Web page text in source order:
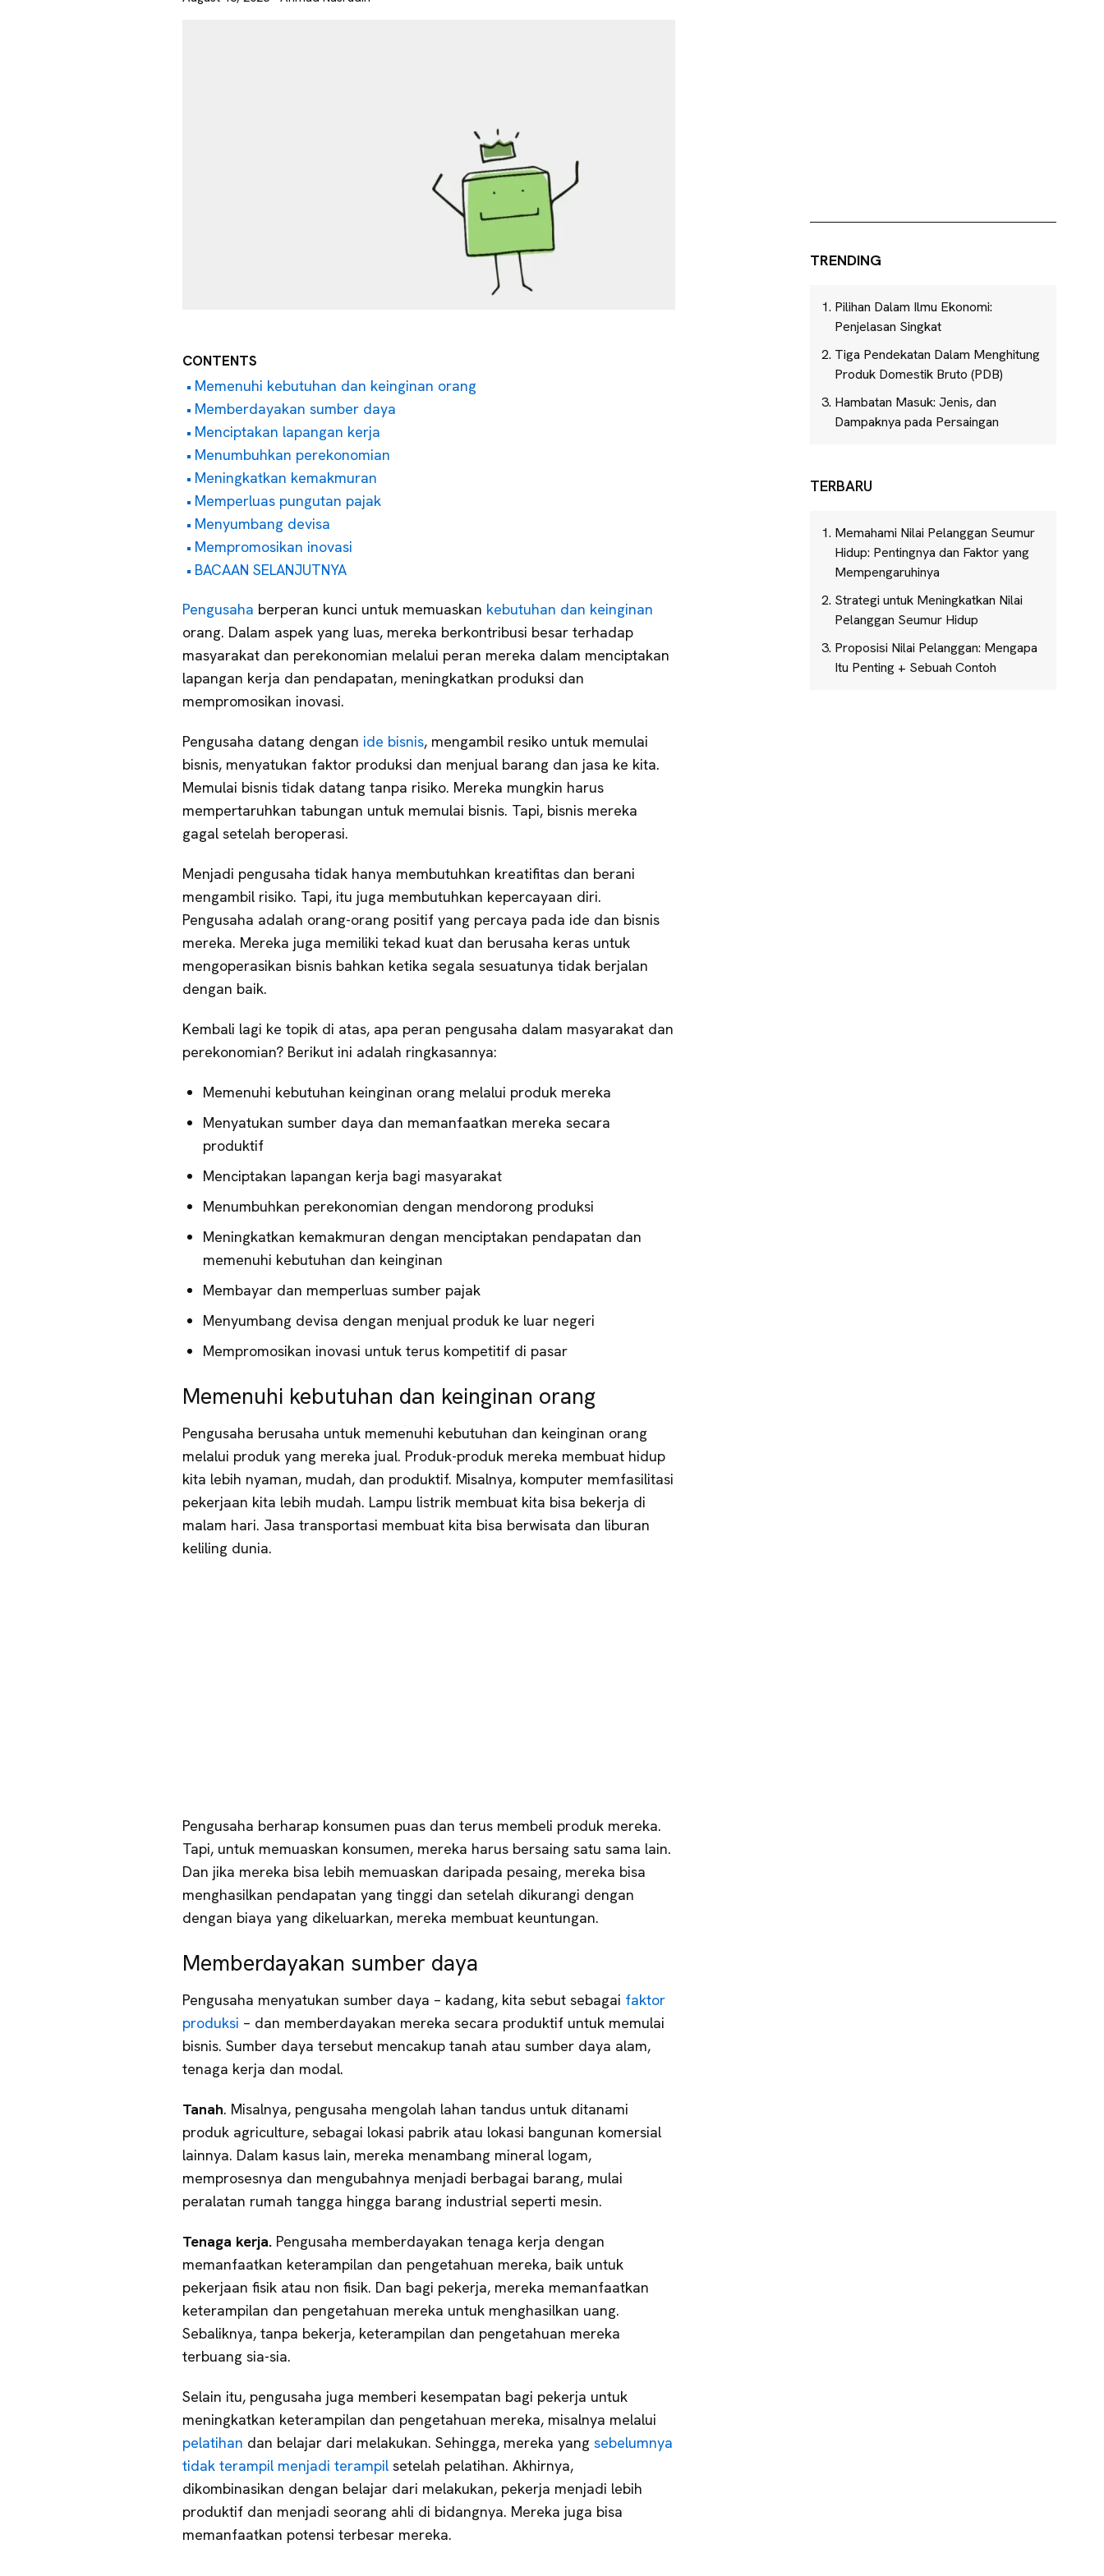
CONTENTS
Memenuhi kebutuhan dan keinginan orang
Memberdayakan sumber daya
Menciptakan lapangan kerja
Menumbuhkan perekonomian
Meningkatkan kemakmuran
Memperluas pungutan pajak
Menyumbang devisa
Mempromosikan inovasi
BACAAN SELANJUTNYA
Pengusaha berperan kunci untuk memuaskan kebutuhan dan keinginan
orang. Dalam aspek yang luas, mereka berkontribusi besar terhadap
masyarakat dan perekonomian melalui peran mereka dalam menciptakan
lapangan kerja dan pendapatan, meningkatkan produksi dan
mempromosikan inovasi.
Pengusaha datang dengan ide bisnis, mengambil resiko untuk memulai
bisnis, menyatukan faktor produksi dan menjual barang dan jasa ke kita.
Memulai bisnis tidak datang tanpa risiko. Mereka mungkin harus
mempertaruhkan tabungan untuk memulai bisnis. Tapi, bisnis mereka
gagal setelah beroperasi.
Menjadi pengusaha tidak hanya membutuhkan kreatifitas dan berani
mengambil risiko. Tapi, itu juga membutuhkan kepercayaan diri.
Pengusaha adalah orang-orang positif yang percaya pada ide dan bisnis
mereka. Mereka juga memiliki tekad kuat dan berusaha keras untuk
mengoperasikan bisnis bahkan ketika segala sesuatunya tidak berjalan
dengan baik.
Kembali lagi ke topik di atas, apa peran pengusaha dalam masyarakat dan
perekonomian? Berikut ini adalah ringkasannya:
Memenuhi kebutuhan keinginan orang melalui produk mereka
Menyatukan sumber daya dan memanfaatkan mereka secara
produktif
Menciptakan lapangan kerja bagi masyarakat
Menumbuhkan perekonomian dengan mendorong produksi
Meningkatkan kemakmuran dengan menciptakan pendapatan dan
memenuhi kebutuhan dan keinginan
Membayar dan memperluas sumber pajak
Menyumbang devisa dengan menjual produk ke luar negeri
Mempromosikan inovasi untuk terus kompetitif di pasar
Memenuhi kebutuhan dan keinginan orang
Pengusaha berusaha untuk memenuhi kebutuhan dan keinginan orang
melalui produk yang mereka jual. Produk-produk mereka membuat hidup
kita lebih nyaman, mudah, dan produktif. Misalnya, komputer memfasilitasi
pekerjaan kita lebih mudah. Lampu listrik membuat kita bisa bekerja di
malam hari. Jasa transportasi membuat kita bisa berwisata dan liburan
keliling dunia.
Pengusaha berharap konsumen puas dan terus membeli produk mereka.
Tapi, untuk memuaskan konsumen, mereka harus bersaing satu sama lain.
Dan jika mereka bisa lebih memuaskan daripada pesaing, mereka bisa
menghasilkan pendapatan yang tinggi dan setelah dikurangi dengan
dengan biaya yang dikeluarkan, mereka membuat keuntungan.
Memberdayakan sumber daya
Pengusaha menyatukan sumber daya – kadang, kita sebut sebagai faktor
produksi – dan memberdayakan mereka secara produktif untuk memulai
bisnis. Sumber daya tersebut mencakup tanah atau sumber daya alam,
tenaga kerja dan modal.
Tanah. Misalnya, pengusaha mengolah lahan tandus untuk ditanami
produk agriculture, sebagai lokasi pabrik atau lokasi bangunan komersial
lainnya. Dalam kasus lain, mereka menambang mineral logam,
memprosesnya dan mengubahnya menjadi berbagai barang, mulai
peralatan rumah tangga hingga barang industrial seperti mesin.
Tenaga kerja. Pengusaha memberdayakan tenaga kerja dengan
memanfaatkan keterampilan dan pengetahuan mereka, baik untuk
pekerjaan fisik atau non fisik. Dan bagi pekerja, mereka memanfaatkan
keterampilan dan pengetahuan mereka untuk menghasilkan uang.
Sebaliknya, tanpa bekerja, keterampilan dan pengetahuan mereka
terbuang sia-sia.
Selain itu, pengusaha juga memberi kesempatan bagi pekerja untuk
meningkatkan keterampilan dan pengetahuan mereka, misalnya melalui
pelatihan dan belajar dari melakukan. Sehingga, mereka yang sebelumnya
tidak terampil menjadi terampil setelah pelatihan. Akhirnya,
dikombinasikan dengan belajar dari melakukan, pekerja menjadi lebih
produktif dan menjadi seorang ahli di bidangnya. Mereka juga bisa
memanfaatkan potensi terbesar mereka.
TRENDING
Pilihan Dalam Ilmu Ekonomi:
Penjelasan Singkat
Tiga Pendekatan Dalam Menghitung
Produk Domestik Bruto (PDB)
Hambatan Masuk: Jenis, dan
Dampaknya pada Persaingan
TERBARU
Memahami Nilai Pelanggan Seumur
Hidup: Pentingnya dan Faktor yang
Mempengaruhinya
Strategi untuk Meningkatkan Nilai
Pelanggan Seumur Hidup
Proposisi Nilai Pelanggan: Mengapa
Itu Penting + Sebuah Contoh